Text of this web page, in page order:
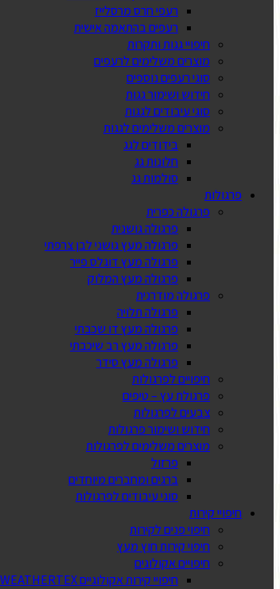
רעפי חרס מרסלייז
רעפים בהתאמה אישית
חיפויי גגות ותקרות
מוצרים משלימים לרעפים
סוגי רעפים נוספים
חידוש ושימור גגות
סוגי עיבודים לגגות
מוצרים משלימים לגגות
בידודים לגג
חלונות גג
סולמות גג
פרגולות
פרגולה כפרית
פרגולה גושנית
פרגולה מעץ גושני לבן צרפתי
פרגולה מעץ דוגלס פייר
פרגולה מעץ המלוק
פרגולה מודרנית
פרגולה תלויה
פרגולה מעץ דו שכבתי
פרגולה מעץ רב שיכבתי
פרגולה מעץ סידר
חיפויים לפרגולות
פרגולת עץ – טיפים
צבעים לפרגולות
חידוש ושימור פרגולות
מוצרים משלימים לפרגולות
פרזול
ברגים ומחברים מיוחדים
סוגי עיבודים לפרגולות
חיפויי קירות
חיפוי פנים לקירות
חיפוי קירות חוץ מעץ
חיפויים אקולוגים
חיפויי קירות אקולוגיים WEATHERTEX